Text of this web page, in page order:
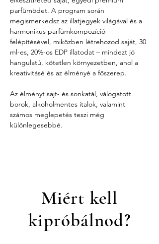
parfümödet. A program során
megismerkedsz az illatjegyek világával és a
harmonikus parfümkompozíció
felépítésével, miközben létrehozod saját, 30
ml-es, 20%-os EDP illatodat – mindezt jó
hangulatú, kötetlen környezetben, ahol a
kreativitásé és az élményé a főszerep.
Az élményt sajt- és sonkatál, válogatott
borok, alkoholmentes italok, valamint
számos meglepetés teszi még
különlegesebbé.
Miért kell
kipróbálnod?